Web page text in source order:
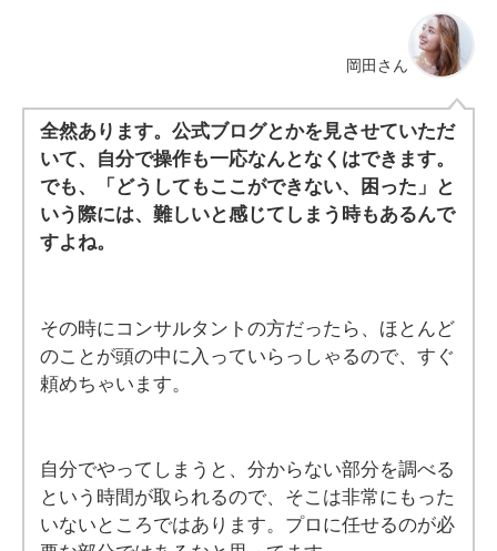
岡田さん
全然あります。公式ブログとかを見させていただ
いて、自分で操作も一応なんとなくはできます。
でも、「どうしてもここができない、困った」と
いう際には、難しいと感じてしまう時もあるんで
すよね。
その時にコンサルタントの方だったら、ほとんど
のことが頭の中に入っていらっしゃるので、すぐ
頼めちゃいます。
自分でやってしまうと、分からない部分を調べる
という時間が取られるので、そこは非常にもった
いないところではあります。プロに任せるのが必